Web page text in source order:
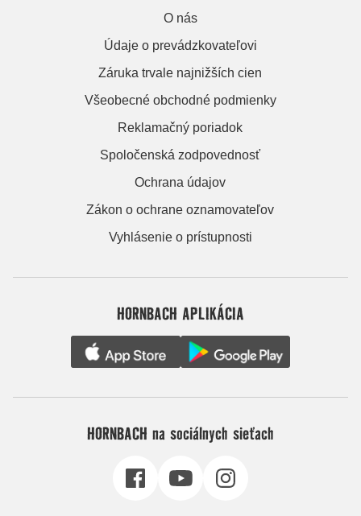
O nás
Údaje o prevádzkovateľovi
Záruka trvale najnižších cien
Všeobecné obchodné podmienky
Reklamačný poriadok
Spoločenská zodpovednosť
Ochrana údajov
Zákon o ochrane oznamovateľov
Vyhlásenie o prístupnosti
HORNBACH APLIKÁCIA
HORNBACH na sociálnych sieťach